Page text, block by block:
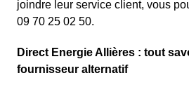
joindre leur service client, vous
09 70 25 02 50.
Direct Energie Allières : tout
fournisseur alternatif